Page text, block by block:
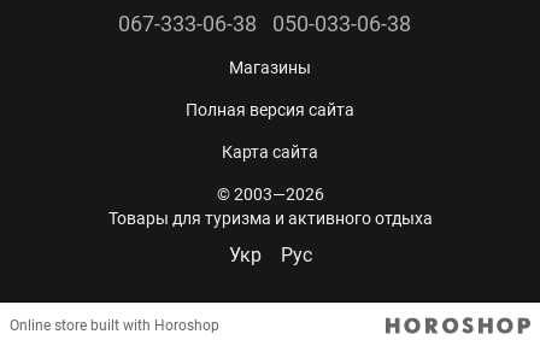
067-333-06-38 050-033-06-38
Магазины
Полная версия сайта
Карта сайта
© 2003—2026
Товары для туризма и активного отдыха
Укр Рус
Online store built with Horoshop